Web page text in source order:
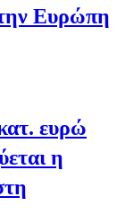
Ευρώπη
ευρώ
η